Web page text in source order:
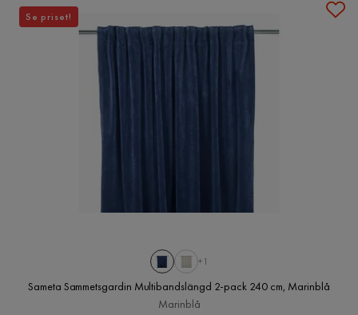
+1
Sameta Sammetsgardin Multibandslängd 2-pack 240 cm, Marinblå
Marinblå
Se priset!